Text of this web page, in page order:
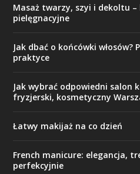
Masaż twarzy, szyi i dekoltu
pielęgnacyjne
Jak dbać o końcówki
praktyce
Jak wybrać odpowiedni salon
fryzjerski, kosmetyczny
Łatwy makijaż na co dzień
French manicure: elegancja,
perfekcyjnie